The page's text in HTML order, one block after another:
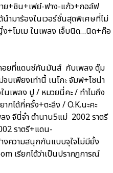
าย+ชิน+เฟย์-ฟาง-แก้ว+กอล์ฟ
ำมาร้องในเวอร์ชั่นสุดพิเศษที่ไม่
+โมเม ในเพลง เจ็บนิด…นิด+ก๊อ
อยที่แดนซ์กันมันส์ กับเพลง ตุ๊ม
เพียงเท่านี้ เนโกะ จัมพ์+ไชน่า
นเพลง ปู / หมวยนี่คะ / ทำไมถึง
ได้กี่ครั้ง+ตะลึง / O.K.นะคะ
ง จีนี่จ๋า ตำนาน5แม่ 2002 ราตรี
ราตรี+แดน-
ความสนุกกันแบบจุใจไม่มียั้ง
เรียกได้ว่าเป็นปรากฎการณ์